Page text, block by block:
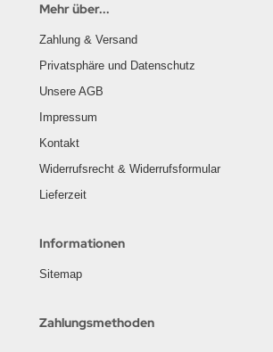
Mehr über...
Zahlung & Versand
Privatsphäre und Datenschutz
Unsere AGB
Impressum
Kontakt
Widerrufsrecht & Widerrufsformular
Lieferzeit
Informationen
Sitemap
Zahlungsmethoden